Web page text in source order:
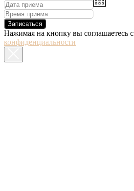
Записаться
Нажимая на кнопку вы соглашаетесь с
конфиденциальности